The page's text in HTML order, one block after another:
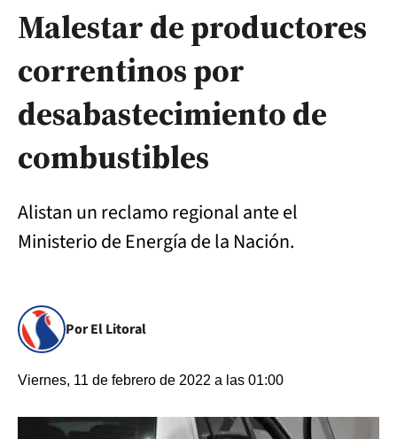
Malestar de productores
correntinos por
desabastecimiento de
combustibles
Alistan un reclamo regional ante el
Ministerio de Energía de la Nación.
Por El Litoral
Viernes, 11 de febrero de 2022 a las 01:00